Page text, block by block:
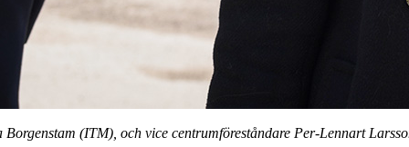
(ITM), och vice centrumföreståndare Per-Lennart